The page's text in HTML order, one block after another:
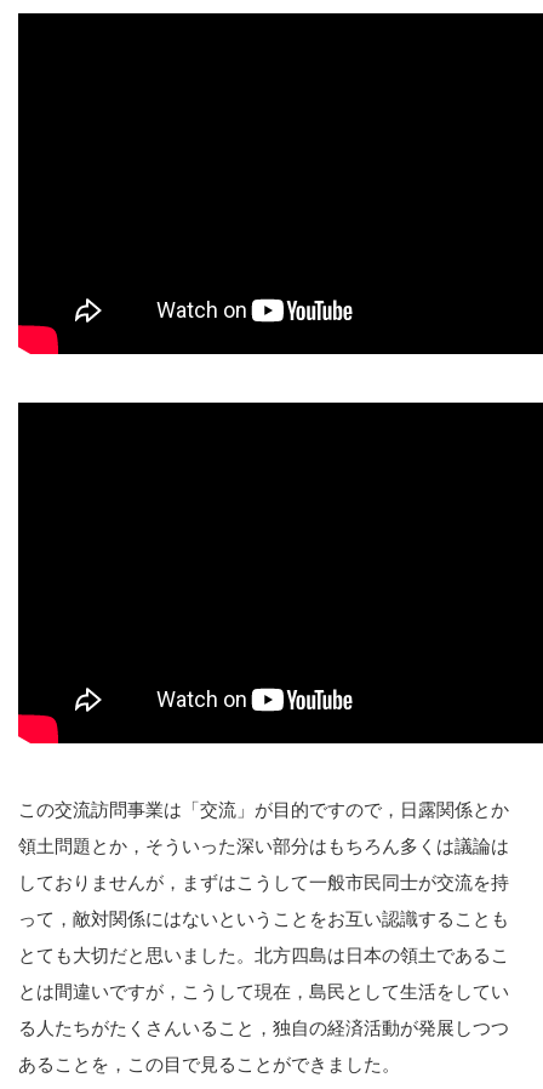
この交流訪問事業は「交流」が目的ですので，日露関係とか
領土問題とか，そういった深い部分はもちろん多くは議論は
しておりませんが，まずはこうして一般市民同士が交流を持
って，敵対関係にはないということをお互い認識することも
とても大切だと思いました。北方四島は日本の領土であるこ
とは間違いですが，こうして現在，島民として生活をしてい
る人たちがたくさんいること，独自の経済活動が発展しつつ
あることを，この目で見ることができました。